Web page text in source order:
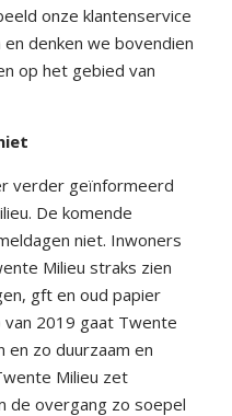
onze klantenservice
denken we bovendien
op het gebied van
verder geïnformeerd
De komende
niet. Inwoners
Milieu straks zien
gft en oud papier
2019 gaat Twente
en zo duurzaam en
Milieu zet
de overgang zo soepel